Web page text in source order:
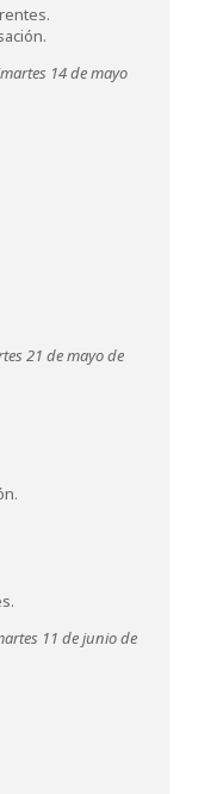
14 de mayo
21 de mayo de
11 de junio de